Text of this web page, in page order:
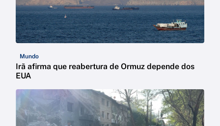
Mundo
Irã afirma que reabertura de Ormuz depende dos
EUA